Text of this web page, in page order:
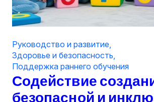
Содействие
безопасной и
Руководство и развитие
Здоровье и безопасность
Поддержка раннего обучения